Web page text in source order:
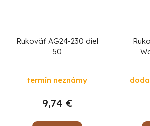
Rukoväť AG24-230 diel
50
termín neznámy
9,74 €